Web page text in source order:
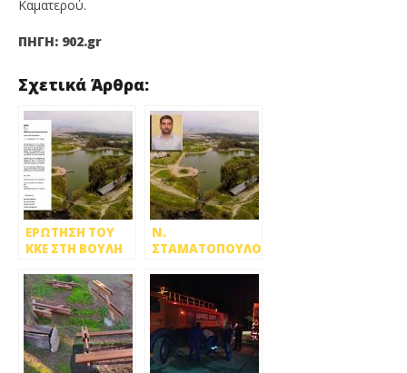
Καματερού.
ΠΗΓΗ: 902.gr
Σχετικά Άρθρα:
ΕΡΩΤΗΣΗ ΤΟΥ
ΚΚΕ ΣΤΗ ΒΟΥΛΗ
ΤΡΙΤΣΗ
Ν.
ΣΤΑΜΑΤΟΠΟΥΛΟΣ
ΣΚΟΛΑΡΙΚΟΣ: ΤΟ
ΠΑΡΚΟ ΤΡΙΤΣΗ
ΔΕΝ ΕΙΝΑΙ ΠΕΔΙΟ
ΚΕΡΔΟΦΟΡΙΑΣ
ΕΠΙΧΕΙΡΗΜΑΤΙΚΩΝ
ΟΜΙΛΩΝ